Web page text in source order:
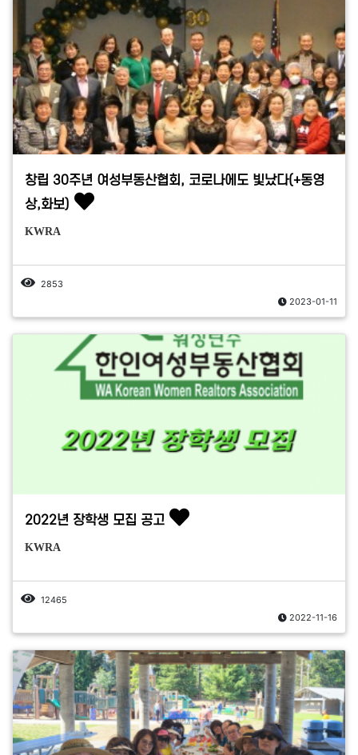
창립 30주년 여성부동산협회, 코로나에도 빛났다(+동영
상,화보)
KWRA
2853
2023-01-11
2022년 장학생 모집 공고
KWRA
12465
2022-11-16